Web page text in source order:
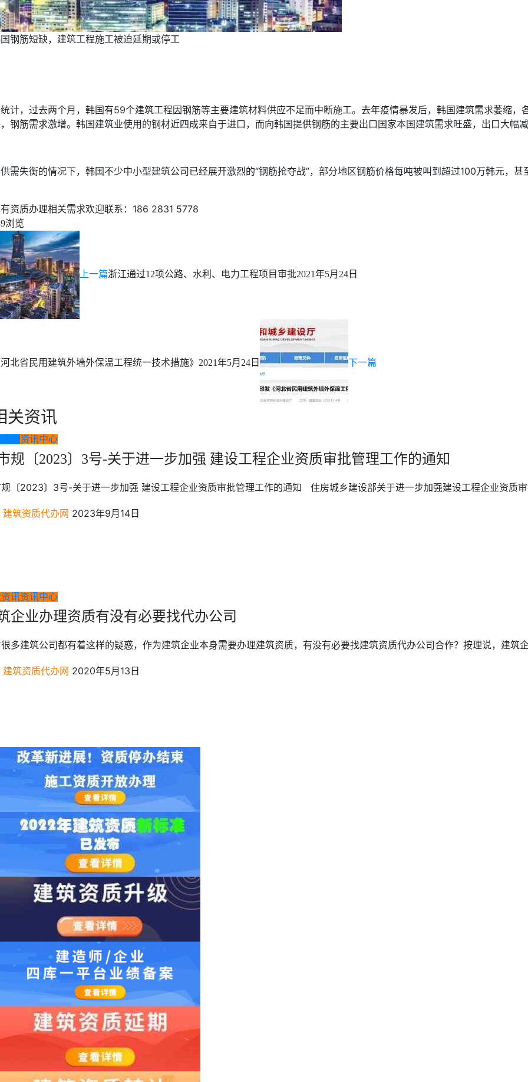
钢筋短缺，建筑工程施工被迫延期或停工
计，过去两个月，韩国有59个建筑工程因钢筋等主要建筑材料供应不足而中断施工。去年疫情暴发后，韩国建筑需求萎缩
钢筋需求激增。韩国建筑业使用的钢材近四成来自于进口，而向韩国提供钢筋的主要出口国家本国建筑需求旺盛，出口大幅
需失衡的情况下，韩国不少中小型建筑公司已经展开激烈的“钢筋抢夺战”，部分地区钢筋价格每吨被叫到超过100万韩元，甚
资质办理相关需求欢迎联系：186 2831 5778
浏览
上一篇浙江通过12项公路、水利、电力工程项目审批2021年5月24日
北省民用建筑外墙外保温工程统一技术措施》 2021年5月24日 下一篇
关资讯
资讯中心
规〔2023〕3号-关于进一步加强 建设工程企业资质审批管理工作的通知
〔2023〕3号-关于进一步加强 建设工程企业资质审批管理工作的通知 住房城乡建设部关于进一步加强建设工程企业资质
建筑资质代办网 2023年9月14日
讯资讯中心
企业办理资质有没有必要找代办公司
多建筑公司都有着这样的疑惑，作为建筑企业本身需要办理建筑资质，有没有必要找建筑资质代办公司合作？按理说，建
建筑资质代办网 2020年5月13日